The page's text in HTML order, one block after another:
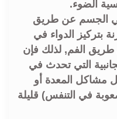
الضوء.
الجسم عن طريق
بتركيز الدواء في
طريق الفم, لذلك فإن
التي تحدث في
مشاكل المعدة أو
في التنفس) قليلة